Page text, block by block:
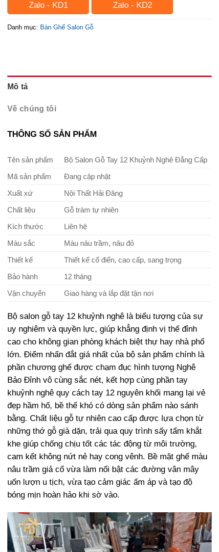
Zalo - KD1 Zalo - KD2
Danh mục: Bàn Ghế Salon Gỗ
Mô tả
Về chúng tôi
THÔNG SỐ SẢN PHẨM
Tên sản phẩm
Bộ Salon Gỗ Tay 12 Khuỷnh Nghê Đẳng Cấp
Mã sản phẩm
Đang cập nhật
Xuất xứ
Nội Thất Hải Đăng
Chất liệu
Gỗ tràm tự nhiên
Kích thước
Liên hệ
Màu sắc
Màu nâu trầm, nâu đỏ
Thiết kế
Thiết kế cổ điển, cao cấp, sang trọng
Bảo hành
12 tháng
Vận chuyển
Giao hàng và lắp đặt tận nơi
Bộ salon gỗ tay 12 khuỷnh nghê là biểu tượng của sự
uy nghiêm và quyền lực, giúp khẳng định vị thế đỉnh
cao cho không gian phòng khách biệt thự hay nhà phố
lớn. Điểm nhấn đắt giá nhất của bộ sản phẩm chính là
phần chương ghế được chạm đục hình tượng Nghê
Bảo Đỉnh vô cùng sắc nét, kết hợp cùng phần tay
khuỷnh nghê quy cách tay 12 nguyên khối mang lại vẻ
đẹp hầm hố, bề thế khó có dòng sản phẩm nào sánh
bằng. Chất liệu gỗ tự nhiên cao cấp được lựa chọn từ
những thớ gỗ già dặn, trải qua quy trình sấy tẩm khắt
khe giúp chống chịu tốt các tác động từ môi trường,
cam kết không nứt nẻ hay cong vênh. Bề mặt ghế màu
nâu trầm giả cổ vừa làm nổi bật các đường vân mây
uốn lượn u tịch, vừa tạo cảm giác ấm áp và tạo độ
bóng mịn hoàn hảo khi sờ vào.